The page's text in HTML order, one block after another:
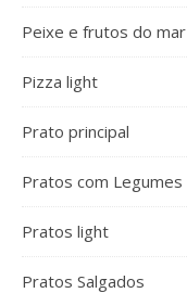
Peixe e frutos do mar
Pizza light
Prato principal
Pratos com Legumes
Pratos light
Pratos Salgados